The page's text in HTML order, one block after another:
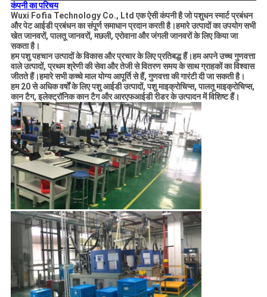
कंपनी का परिचय
Wuxi Fofia Technology Co., Ltd एक ऐसी कंपनी है जो पशुधन स्मार्ट प्रबंधन
और पेट आईडी प्रबंधन का संपूर्ण समाधान प्रदान करती है।हमारे उत्पादों का उपयोग सभी
खेत जानवरों, पालतू जानवरों, मछली, एरोवाना और जंगली जानवरों के लिए किया जा
सकता है।
हम पशु पहचान उत्पादों के विकास और प्रचार के लिए प्रतिबद्ध हैं।हम अपने उच्च गुणवत्ता
वाले उत्पादों, प्रथम श्रेणी की सेवा और तेजी से वितरण समय के साथ ग्राहकों का विश्वास
जीतते हैं।हमारे सभी कच्चे माल योग्य आपूर्ति से हैं, गुणवत्ता की गारंटी दी जा सकती है।
हम 20 से अधिक वर्षों के लिए पशु आईडी उत्पादों, पशु माइक्रोचिप्स, पालतू माइक्रोचिप्स,
कान टैग, इलेक्ट्रॉनिक कान टैग और आरएफआईडी रीडर के उत्पादन में विशिष्ट हैं।